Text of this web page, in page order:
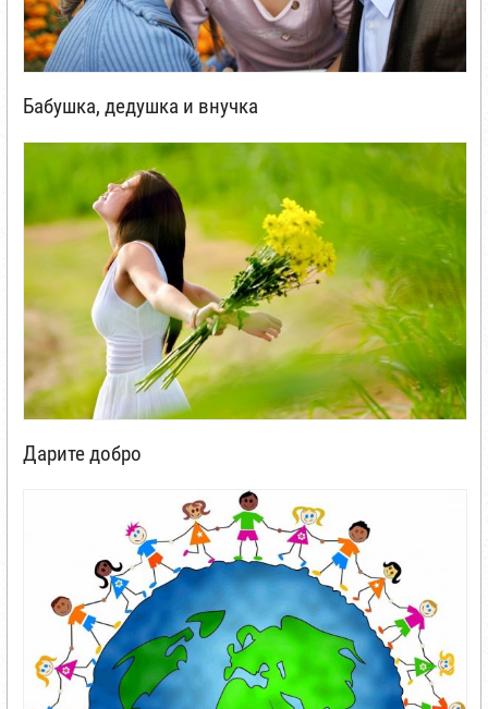
Бабушка, дедушка и внучка
Дарите добро